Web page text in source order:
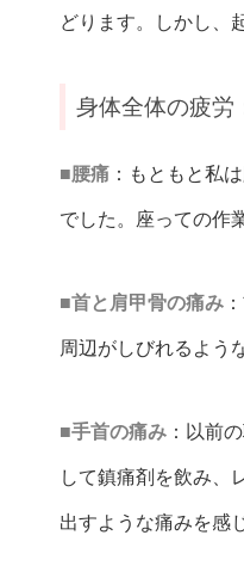
どります。しかし、
身体全体の疲労
■腰痛 ：もともと私
でした。座っての作
■首と肩甲骨の痛み
周辺がしびれるよう
■手首の痛み ：以前
して鎮痛剤を飲み、
出すような痛みを感